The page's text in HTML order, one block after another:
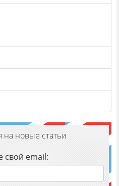
на новые статьи
свой email: